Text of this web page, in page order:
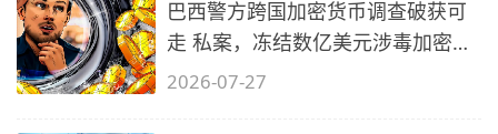
巴西警方跨国加密货币调查破获可
走 私案，冻结数亿美元涉毒加密资
产
2026-07-27